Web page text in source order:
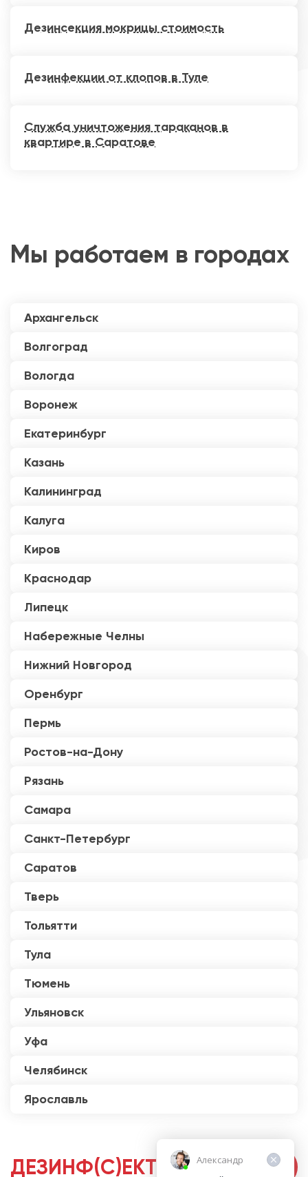
Дезинсекция мокрицы стоимость
Дезинфекции от клопов в Туле
Служба уничтожения тараканов в
квартире в Саратове
Мы работаем в городах
Архангельск
Волгоград
Вологда
Воронеж
Екатеринбург
Казань
Калининград
Калуга
Киров
Краснодар
Липецк
Набережные Челны
Нижний Новгород
Оренбург
Пермь
Ростов-на-Дону
Рязань
Самара
Санкт-Петербург
Саратов
Тверь
Тольятти
Тула
Тюмень
Ульяновск
Уфа
Челябинск
Ярославль
ДЕЗИНФ(С)ЕКТОРЫАлександр